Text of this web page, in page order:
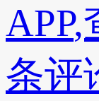
APP,
条评